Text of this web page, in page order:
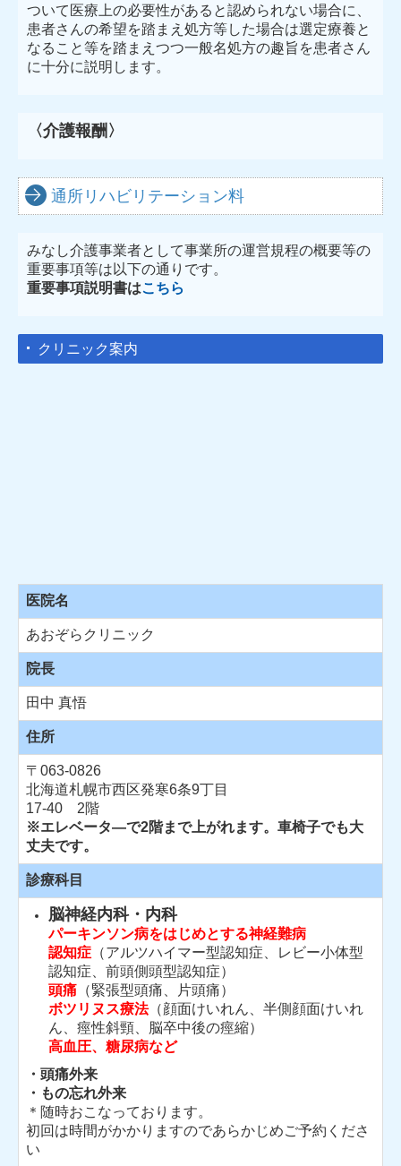
ついて医療上の必要性があると認められない場合に、
患者さんの希望を踏まえ処方等した場合は選定療養と
なること等を踏まえつつ一般名処方の趣旨を患者さん
に十分に説明します。
〈介護報酬〉
通所リハビリテーション料
みなし介護事業者として事業所の運営規程の概要等の
重要事項等は以下の通りです。
重要事項説明書はこちら
クリニック案内
医院名
あおぞらクリニック
院長
田中 真悟
住所
〒063-0826
北海道札幌市西区発寒6条9丁目
17-40 2階
※エレベータ―で2階まで上がれます。車椅子でも大
丈夫です。
診療科目
脳神経内科・内科
パーキンソン病をはじめとする神経難病
認知症 （アルツハイマー型認知症、レビー小体型
認知症、前頭側頭型認知症）
頭痛 （緊張型頭痛、片頭痛）
ボツリヌス療法（顔面けいれん、半側顔面けいれ
ん、痙性斜頸、脳卒中後の痙縮）
高血圧、糖尿病など
・頭痛外来
・もの忘れ外来
＊随時おこなっております。
初回は時間がかかりますのであらかじめご予約くださ
い